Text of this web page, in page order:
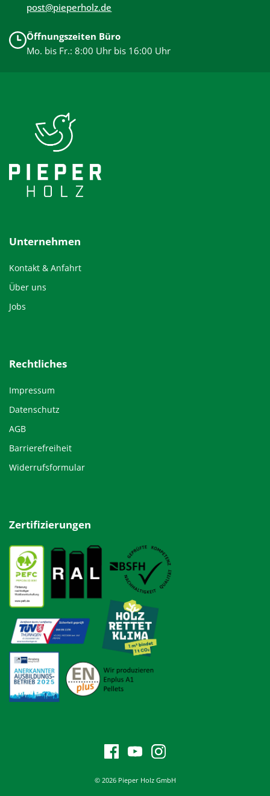
post@pieperholz.de
Öffnungszeiten Büro
Mo. bis Fr.: 8:00 Uhr bis 16:00 Uhr
Unternehmen
Kontakt & Anfahrt
Über uns
Jobs
Rechtliches
Impressum
Datenschutz
AGB
Barrierefreiheit
Widerrufsformular
Zertifizierungen
© 2026 Pieper Holz GmbH